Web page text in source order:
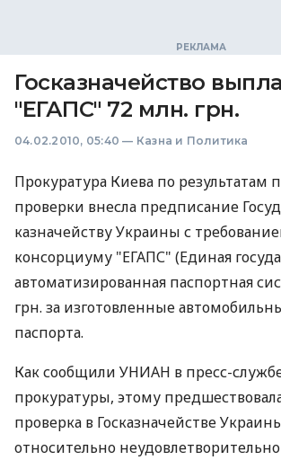
Госказначейство
"ЕГАПС" 72 млн. грн.
04.02.2010, 05:40 — Казна и Политика
Прокуратура Киева по результатам
проверки внесла предписание
казначейству Украины с
консорциуму "ЕГАПС" (Единая
автоматизированная паспортная
грн. за изготовленные
паспорта.
Как сообщили УНИАН в пресс-
прокуратуры, этому
проверка в Госказначействе
относительно